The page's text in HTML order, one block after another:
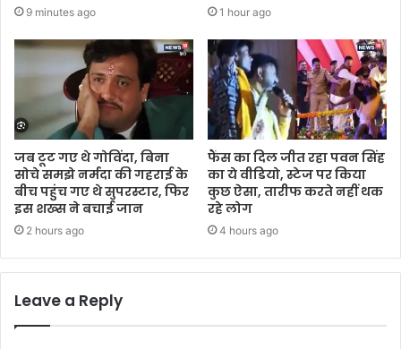
9 minutes ago 1 hour ago
जब टूट गए थे गोविंदा, बिना
सोचे समझे नर्मदा की गहराई के
बीच पहुंच गए थे सुपरस्टार, फिर
इस शख्स ने बचाई जान
2 hours ago
फैंस का दिल जीत रहा पवन सिंह
का ये वीडियो, स्टेज पर किया
कुछ ऐसा, तारीफ करते नहीं थक
रहे लोग
4 hours ago
Leave a Reply